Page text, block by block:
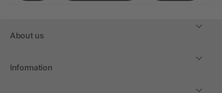
About us
Information